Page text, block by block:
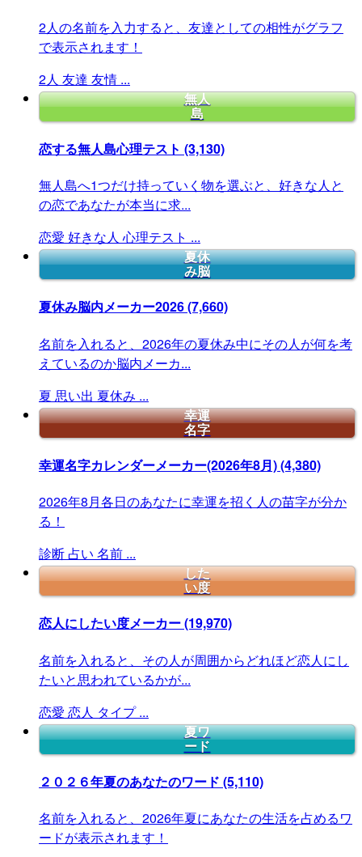
2人の名前を入力すると、友達としての相性がグラフ
で表示されます！
2人 友達 友情 ...
無人
島
恋する無人島心理テスト (3,130)
無人島へ1つだけ持っていく物を選ぶと、好きな人と
の恋であなたが本当に求...
恋愛 好きな人 心理テスト ...
夏休
み脳
夏休み脳内メーカー2026(7,660)
名前を入れると、2026年の夏休み中にその人が何を考
えているのか脳内メーカ...
夏 思い出 夏休み ...
幸運
名字
幸運名字カレンダーメーカー(2026年8月)(4,380)
2026年8月各日のあなたに幸運を招く人の苗字が分か
る！
診断 占い 名前 ...
した
い度
恋人にしたい度メーカー(19,970)
名前を入れると、その人が周囲からどれほど恋人にし
たいと思われているかが...
恋愛 恋人 タイプ ...
夏ワ
ード
２０２６年夏のあなたのワード (5,110)
名前を入れると、2026年夏にあなたの生活を占めるワ
ードが表示されます！